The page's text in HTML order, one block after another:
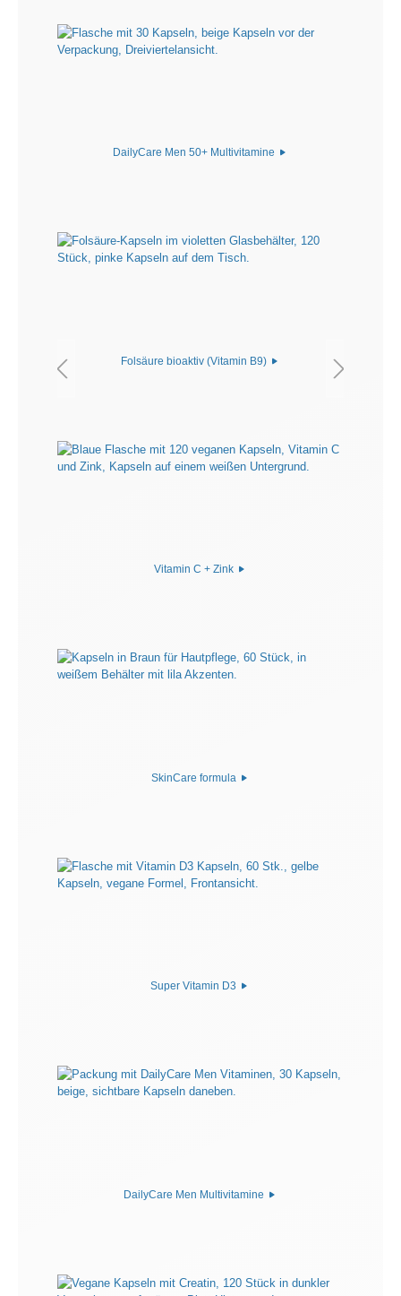
DailyCare Men 50+ Multivitamine
Folsäure bioaktiv (Vitamin B9)
Vitamin C + Zink
SkinCare formula
Super Vitamin D3
DailyCare Men Multivitamine